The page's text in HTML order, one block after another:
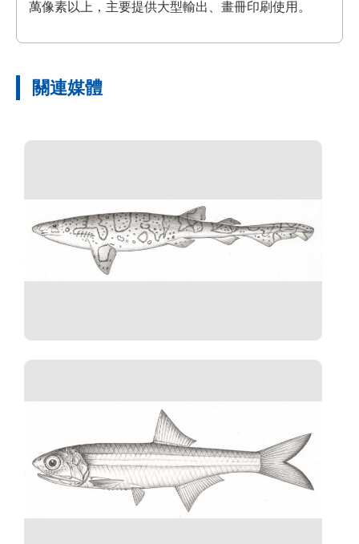
萬像素以上，主要提供大型輸出、畫冊印刷使用。
關連媒體